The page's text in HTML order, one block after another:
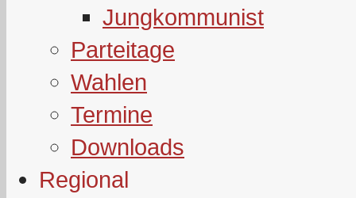
Jungkommunist
Parteitage
Wahlen
Termine
Downloads
Regional